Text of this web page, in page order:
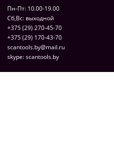
Пн-Пт: 10.00-19.00
Сб,Вс: выходной
+375 (29) 270-45-70
+375 (29) 170-43-70
scantools.by@mail.ru
skype: scantools.by